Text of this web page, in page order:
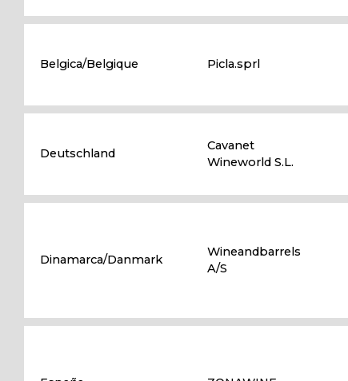
Belgica/Belgique Picla.sprl
Deutschland
Cavanet
Wineworld S.L.
Dinamarca/Danmark
Wineandbarrels
A/S